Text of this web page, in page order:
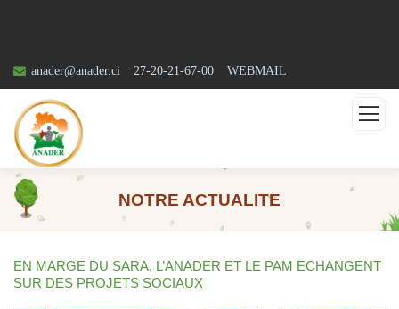
anader@anader.ci 27-20-21-67-00 WEBMAIL
NOTRE ACTUALITE
EN MARGE DU SARA, L’ANADER ET LE PAM ECHANGENT
SUR DES PROJETS SOCIAUX